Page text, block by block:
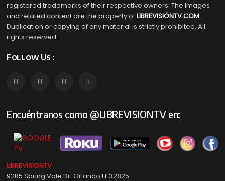
registered trademarks of their respective owners. The images
and related content are the property ofLIBREVISIÓNTV.COM.
Duplication or copying of any material is strictly prohibited. All
rights reserved.
Follow Us :
Encuéntranos como @LIBREVISIONTV en:
LIBREVISIONTV
9285 Spring Vale Dr. Orlando FL 32825